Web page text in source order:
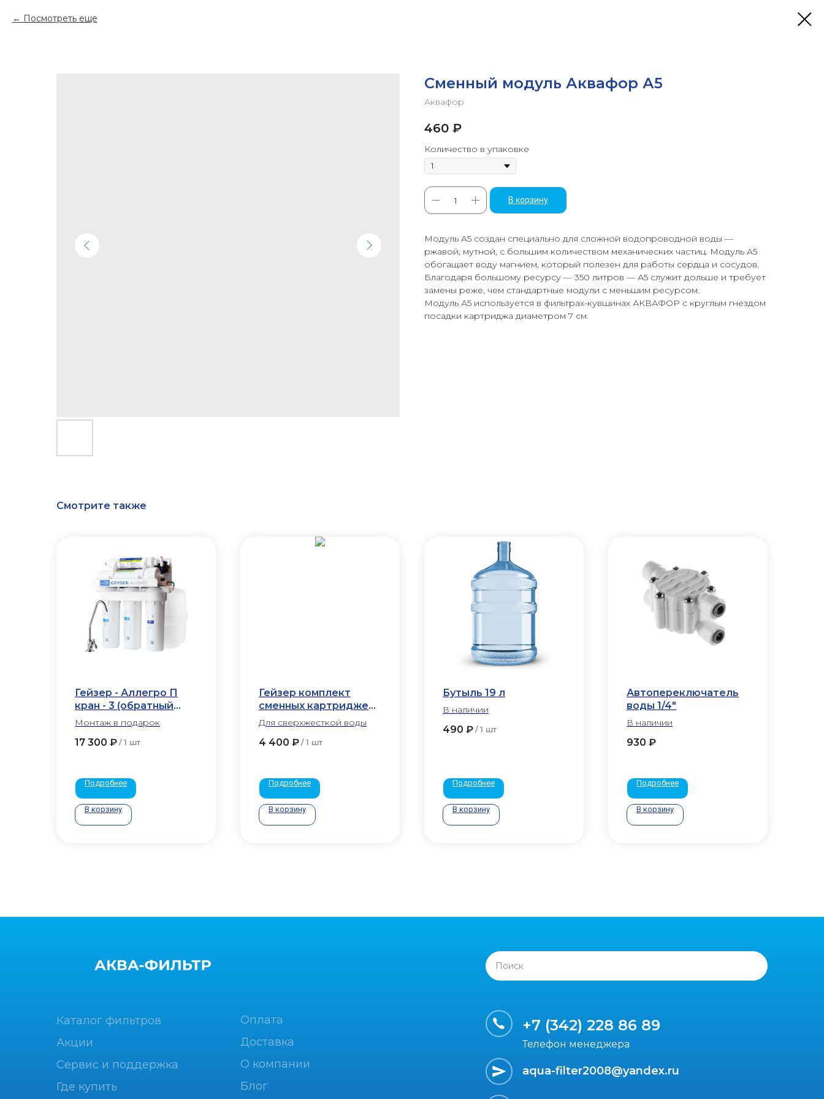
Посмотреть еще
Сменный модуль Аквафор А5
Аквафор
460 ₽
Количество в упаковке
В корзину
Модуль A5 создан специально для сложной водопроводной воды —
ржавой, мутной, с большим количеством механических частиц. Модуль A5
обогащает воду магнием, который полезен для работы сердца и сосудов.
Благодаря большому ресурсу — 350 литров — А5 служит дольше и требует
замены реже, чем стандартные модули с меньшим ресурсом.
Модуль А5 используется в фильтрах-кувшинах АКВАФОР c круглым гнездом
посадки картриджа диаметром 7 см.
Смотрите также
Гейзер - Аллегро П
кран - 3 (обратный
осмос)
Монтаж в подарок
17 300 ₽ / 1 шт
Подробнее
В корзину
Гейзер комплект
сменных картриджей
№5
Для сверхжесткой воды
4 400 ₽ / 1 шт
Подробнее
В корзину
Бутыль 19 л
В наличии
490 ₽ / 1 шт
Подробнее
В корзину
Автопереключатель
воды 1/4"
В наличии
930 ₽
Подробнее
В корзину
Поиск
+7 (342) 228 86 89
aqua-filter2008@yandex.ru
Телефон менеджера
Каталог фильтров
Оплата
Доставка
О компании
Блог
Акции
Сервис и поддержка
Где купить